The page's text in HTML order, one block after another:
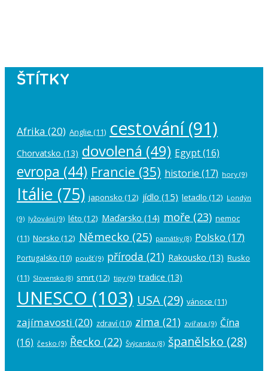
ŠTÍTKY
Afrika (20) Anglie (11) cestování(91)
Chorvatsko (13) dovolená (49) Egypt(16)
evropa (44) Francie (35) historie (17) hory (9)
Itálie (75) japonsko (12) jídlo (15) letadlo (12) Londýn
(9) lyžování (9) léto (12) Maďarsko (14) moře (23) nemoc
(11) Norsko (12) Německo (25) památky(8) Polsko (17)
Portugalsko (10) poušť(9) příroda (21) Rakousko (13) Rusko
(11) Slovensko (8) smrt(12) tipy (9) tradice (13)
UNESCO (103) USA (29) vánoce (11)
zajímavosti (20) zdraví (10) zima (21) zvířata (9) Čína
(16) česko (9) Řecko (22) Švýcarsko (8) španělsko (28)